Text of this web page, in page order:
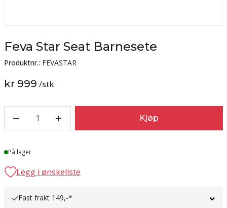
Feva Star Seat Barnesete
Produktnr.: FEVASTAR
kr 999 /stk
1 Kjøp
Lager
På lager
Legg i ønskeliste
Fast frakt 149,-*